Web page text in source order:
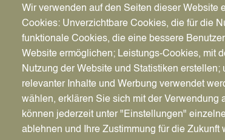
Adresse
Flassheide 20, 45711 Datteln
Wir verwenden auf den Seiten dieser Website
Cookies: Unverzichtbare Cookies, die für die
funktionale Cookies, die eine bessere
Website ermöglichen; Leistungs-Cookies, mit
Nutzung der Website und Statistiken
relevanter Inhalte und Werbung verwendet
wählen, erklären Sie sich mit der Verwendung
können jederzeit unter "Einstellungen"
ablehnen und Ihre Zustimmung für die Zukunft